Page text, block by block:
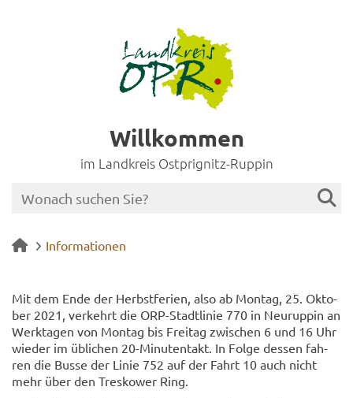
Willkommen
im Landkreis Ostprignitz-Ruppin
Informationen
Mit dem Ende der Herbst­fe­ri­en, also ab Mon­tag, 25. Ok­to­
ber 2021, ver­kehrt die ORP-​Stadtlinie 770 in Neu­rup­pin an
Werk­ta­gen von Mon­tag bis Frei­tag zwi­schen 6 und 16 Uhr
wie­der im üb­li­chen 20-​Minutentakt. In Folge des­sen fah­
ren die Busse der Linie 752 auf der Fahrt 10 auch nicht
mehr über den Tres­kower Ring.